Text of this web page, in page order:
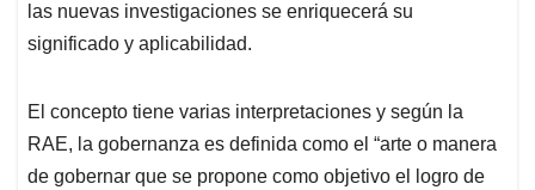
las nuevas investigaciones se enriquecerá su
significado y aplicabilidad.
El concepto tiene varias interpretaciones y según la
RAE, la gobernanza es definida como el “arte o manera
de gobernar que se propone como objetivo el logro de